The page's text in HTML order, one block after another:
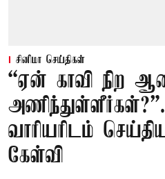
சினிமா செய்திகள்
“ஏன் காவி நிற
வாரியரிடம்
கேள்வி